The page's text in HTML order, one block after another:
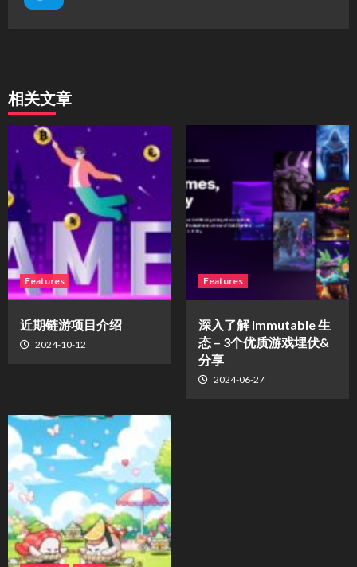
相关文章
Features
近期链游项目介绍
2024-10-12
Features
深入了解 Immutable 生
态 – 3个优质游戏埋伏&
分享
2024-06-27